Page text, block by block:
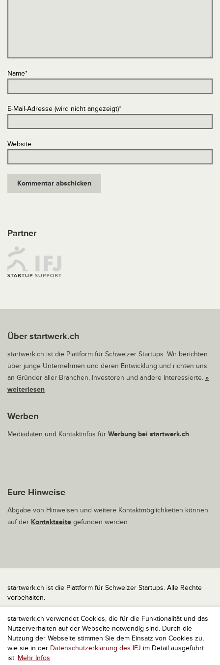
startwerk.ch verwendet Cookies, die für die Funktionalität und das
Nutzerverhalten auf der Webseite notwendig sind. Durch die
Nutzung der Webseite stimmen Sie dem Einsatz von Cookies zu,
wie sie in der Datenschutzerklärung des IFJ im Detail ausgeführt
ist. Mehr Infos
Name*
E-Mail-Adresse (wird nicht angezeigt)*
Website
Partner
Über startwerk.ch
startwerk.ch ist die Plattform für Schweizer Startups. Wir berichten
über junge Unternehmen und deren Entwicklung und richten uns
an Gründer aller Branchen, Investoren und andere Interessierte. »
weiterlesen
Werben
Mediadaten und Kontaktinfos für Werbung bei startwerk.ch
Eure Hinweise
Abgabe von Hinweisen und weitere Kontaktmöglichkeiten können
auf der Kontaktseite gefunden werden.
startwerk.ch ist die Plattform für Schweizer Startups. Alle Rechte
vorbehalten.
Impressum
Kontakt
nach oben